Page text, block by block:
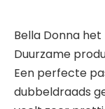
Bella Donna
Duurzame
Een perfecte
dubbeldraads